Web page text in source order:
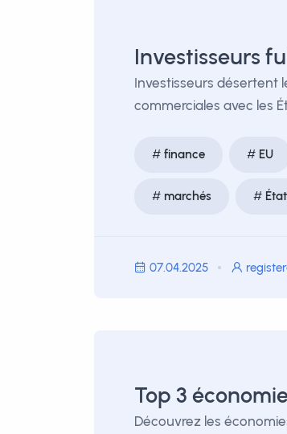
Investisseurs
Investisseurs désertent
commerciales avec les
finance EU
marchés
07.04.2025
Top 3
Découvrez les